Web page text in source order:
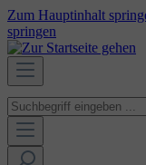
Zum Hauptinhalt
springen